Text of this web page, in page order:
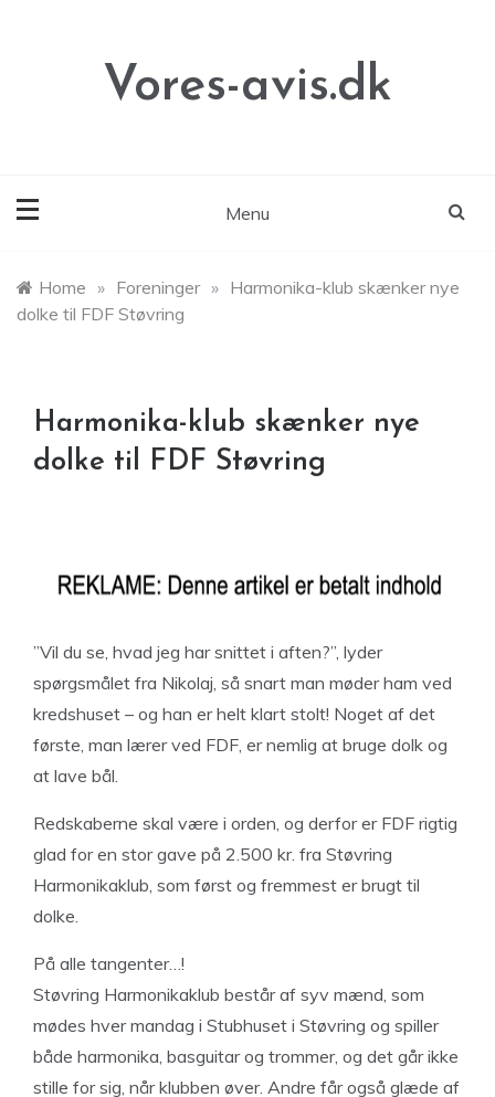
Vores-avis.dk
Menu
Home » Foreninger » Harmonika-klub skænker nye
dolke til FDF Støvring
Harmonika-klub skænker nye
dolke til FDF Støvring
”Vil du se, hvad jeg har snittet i aften?”, lyder
spørgsmålet fra Nikolaj, så snart man møder ham ved
kredshuset – og han er helt klart stolt! Noget af det
første, man lærer ved FDF, er nemlig at bruge dolk og
at lave bål.
Redskaberne skal være i orden, og derfor er FDF rigtig
glad for en stor gave på 2.500 kr. fra Støvring
Harmonikaklub, som først og fremmest er brugt til
dolke.
På alle tangenter…!
Støvring Harmonikaklub består af syv mænd, som
mødes hver mandag i Stubhuset i Støvring og spiller
både harmonika, basguitar og trommer, og det går ikke
stille for sig, når klubben øver. Andre får også glæde af